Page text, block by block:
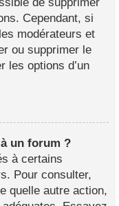
de supprimer
Cependant, si
modérateurs et
ou supprimer le
les options d’un
un forum ?
à certains
Pour consulter,
quelle autre action,